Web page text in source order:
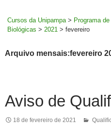
Cursos da Unipampa > Programa
Biológicas > 2021 > fevereiro
Arquivo mensais:fevereiro
Aviso de
18 de fevereiro de 2021